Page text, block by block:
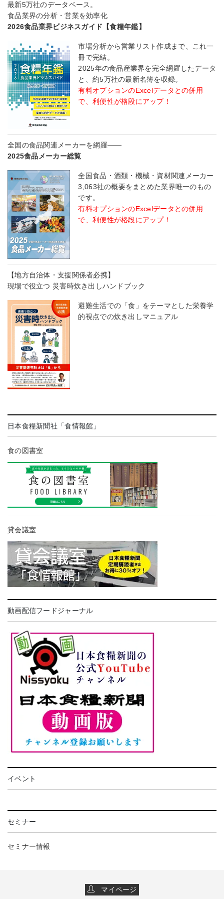
最新5万社のデータベース。
食品業界の分析・営業を効率化
2026食品業界ビジネスガイド【食糧年鑑】
市場分析から営業リスト作成まで、これ一
冊で完結。
2025年の食品産業界を完全網羅したデータ
と、約5万社の最新名簿を収録。
有料オプションのExcelデータとの併用
で、利便性が格段にアップ！
全国の食品関連メーカーを網羅――
2025食品メーカー総覧
全国食品・酒類・機械・資材関連メーカー
3,063社の概要をまとめた業界唯一のもの
です。
有料オプションのExcelデータとの併用
で、利便性が格段にアップ！
【地方自治体・支援関係者必携】
現場で役立つ 災害時炊き出しハンドブック
避難生活での「食」をテーマとした栄養学
的視点での炊き出しマニュアル
日本食糧新聞社「食情報館」
食の図書室
貸会議室
動画配信フードジャーナル
イベント
セミナー
セミナー情報
マイページ